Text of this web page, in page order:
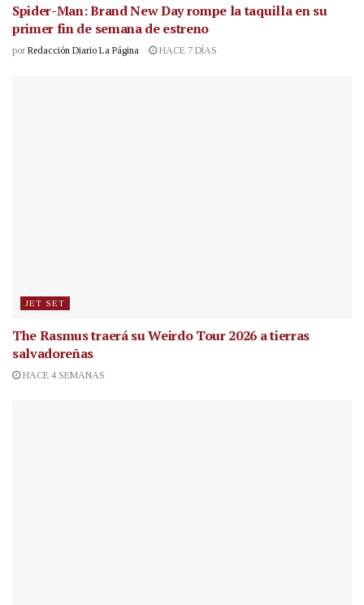
Spider-Man: Brand New Day rompe la taquilla en su
primer fin de semana de estreno
por Redacción Diario La Página HACE 7 DÍAS
JET SET
The Rasmus traerá su Weirdo Tour 2026 a tierras
salvadoreñas
HACE 4 SEMANAS